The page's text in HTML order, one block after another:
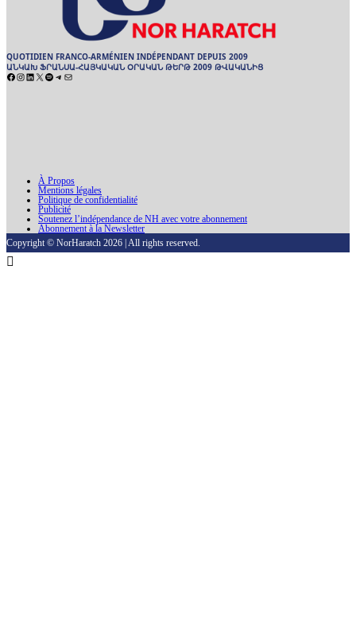
QUOTIDIEN FRANCO-ARMÉNIEN INDÉPENDANT DEPUIS 2009
ԱՆԿԱԽ ՖՐԱՆՍԱ-ՀԱՅԿԱԿԱՆ ՕՐԱԿԱՆ ԹԵՐԹ 2009 ԹՎԱԿԱՆԻՑ
Facebook
Instagram
LinkedIn
X Spotify
Telegram
E-
À Propos
Mentions légales
Politique de confidentialité
Publicité
Soutenez l’indépendance de NH avec votre abonnement
Abonnement à la Newsletter
Copyright © NorHaratch 2026 | All rights reserved.